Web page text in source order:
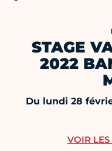
STAGE
2022
Du lundi 28
VOIR